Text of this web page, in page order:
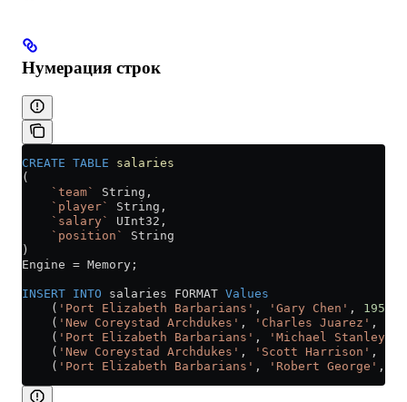
Нумерация строк
CREATE TABLE salaries
(
    `team`
String,
    `player`
String,
    `salary`
UInt32,
    `position`
String
)
Engine = Memory;
INSERT INTO salaries FORMAT Values
    (
'Port Elizabeth Barbarians' , 'Gary Chen' , 195000
    (
'New Coreystad Archdukes' , 'Charles Juarez' ,
    (
'Port Elizabeth Barbarians' , 'Michael Stanley'
    (
'New Coreystad Archdukes' , 'Scott Harrison' ,
    (
'Port Elizabeth Barbarians' , 'Robert George' ,